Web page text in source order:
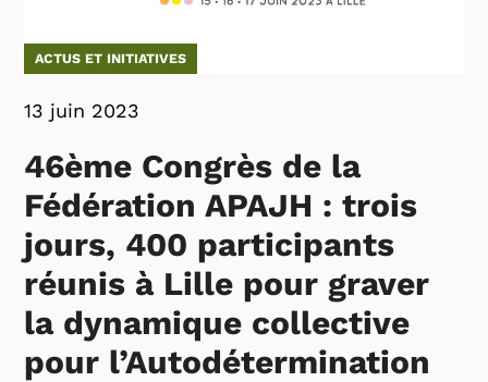
ACTUS ET INITIATIVES
13 juin 2023
46ème Congrès de la
Fédération APAJH : trois
jours, 400 participants
réunis à Lille pour graver
la dynamique collective
pour l’Autodétermination